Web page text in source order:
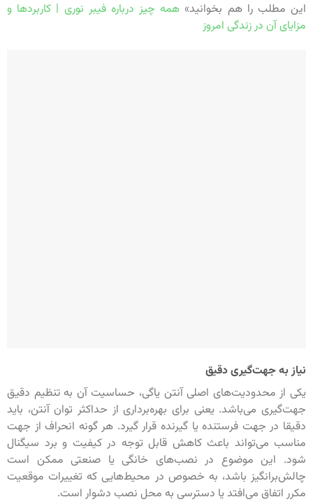
این مطلب را هم بخوانید» همه چیز درباره فیبر نوری | کاربردها و
مزایای آن در زندگی امروز
نیاز به جهت‌گیری دقیق
یکی از محدودیت‌های اصلی آنتن یاگی، حساسیت آن به تنظیم دقیق
جهت‌گیری می‌باشد. یعنی برای بهره‌برداری از حداکثر توان آنتن، باید
دقیقا در جهت فرستنده یا گیرنده قرار گیرد. هر گونه انحراف از جهت
مناسب می‌تواند باعث کاهش قابل توجه در کیفیت و برد سیگنال
شود. این موضوع در نصب‌های خانگی یا صنعتی ممکن است
چالش‌برانگیز باشد، به خصوص در محیط‌هایی که تغییرات موقعیت
مکرر اتفاق می‌افتد یا دسترسی به محل نصب دشوار است.